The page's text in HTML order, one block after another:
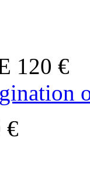
120 €
€